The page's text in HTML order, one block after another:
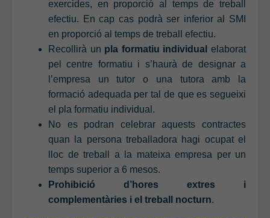
exercides, en proporció al temps de treball
efectiu. En cap cas podrà ser inferior al SMI
en proporció al temps de treball efectiu.
Recollirà un pla formatiu individual elaborat
pel centre formatiu i s’haurà de designar a
l’empresa un tutor o una tutora amb la
formació adequada per tal de que es segueixi
el pla formatiu individual.
No es podran celebrar aquests contractes
quan la persona treballadora hagi ocupat el
lloc de treball a la mateixa empresa per un
temps superior a 6 mesos.
Prohibició d’hores extres i
complementàries i el treball nocturn.